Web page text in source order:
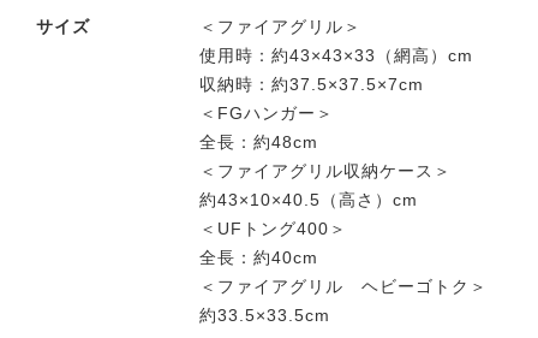
サイズ
＜ファイアグリル＞
使用時：約43×43×33（網高）cm
収納時：約37.5×37.5×7cm
＜FGハンガー＞
全長：約48cm
＜ファイアグリル収納ケース＞
約43×10×40.5（高さ）cm
＜UFトング400＞
全長：約40cm
＜ファイアグリル ヘビーゴトク＞
約33.5×33.5cm